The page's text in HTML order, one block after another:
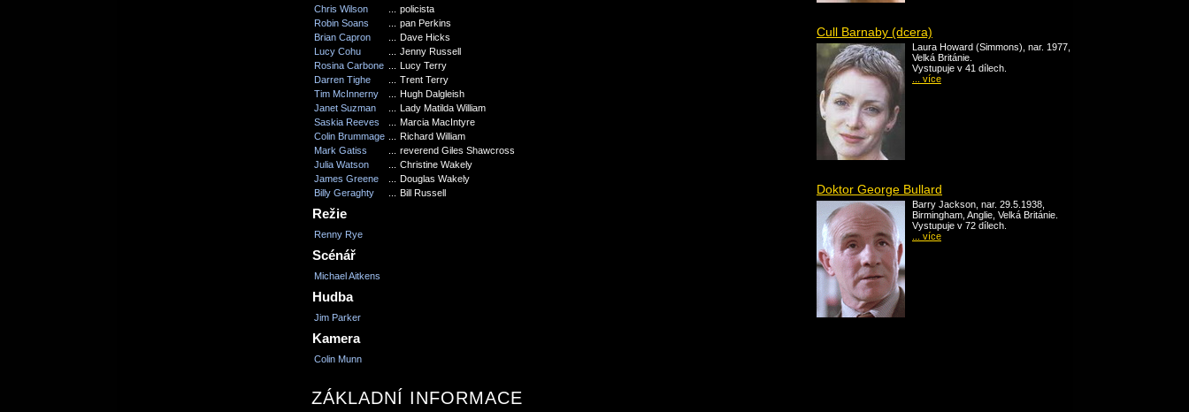
Chris Wilson
policista
Robin Soans
pan Perkins
Brian Capron
Dave Hicks
Lucy Cohu
Jenny Russell
Rosina Carbone
Lucy Terry
Darren Tighe
Trent Terry
Tim McInnerny
Hugh Dalgleish
Janet Suzman
Lady Matilda William
Saskia Reeves
Marcia MacIntyre
Colin Brummage
Richard William
Mark Gatiss
reverend Giles Shawcross
Julia Watson
Christine Wakely
James Greene
Douglas Wakely
Billy Geraghty
Bill Russell
Režie
Renny Rye
Scénář
Michael Aitkens
Hudba
Jim Parker
Kamera
Colin Munn
ZÁKLADNÍ INFORMACE
Cull Barnaby (dcera)
Laura Howard (Simmons), nar. 1977,
Velká Británie.
Vystupuje v 41 dílech.
... více
Doktor George Bullard
Barry Jackson, nar. 29.5.1938,
Birmingham, Anglie, Velká Británie.
Vystupuje v 72 dílech.
... více